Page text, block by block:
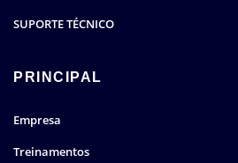
SUPORTE TÉCNICO
PRINCIPAL
Empresa
Treinamentos